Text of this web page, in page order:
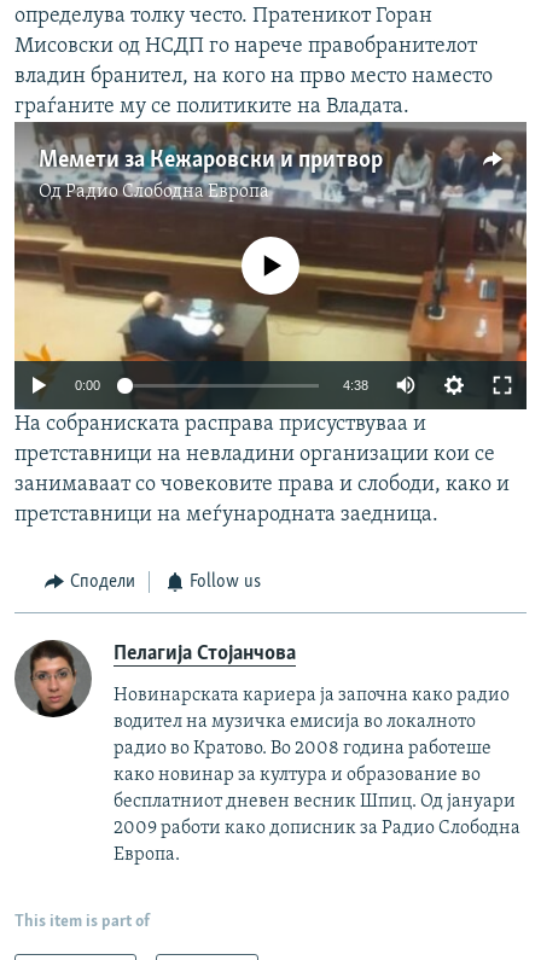
определува толку често. Пратеникот Горан
Мисовски од НСДП го нарече правобранителот
владин бранител, на кого на прво место наместо
граѓаните му се политиките на Владата.
Мемети за Кежаровски и притвор
ОдРадио Слободна Eвропа
No media source currently available
0:00 4:38
На собраниската расправа присуствуваа и
претставници на невладини организации кои се
занимаваат со човековите права и слободи, како и
претставници на меѓународната заедница.
Сподели Follow us
Пелагија Стојанчова
Новинарската кариера ја започна како радио
водител на музичка емисија во локалното
радио во Кратово. Во 2008 година работеше
како новинар за култура и образование во
бесплатниот дневен весник Шпиц. Од јануари
2009 работи како дописник за Радио Слободна
Европа.
This item is part of